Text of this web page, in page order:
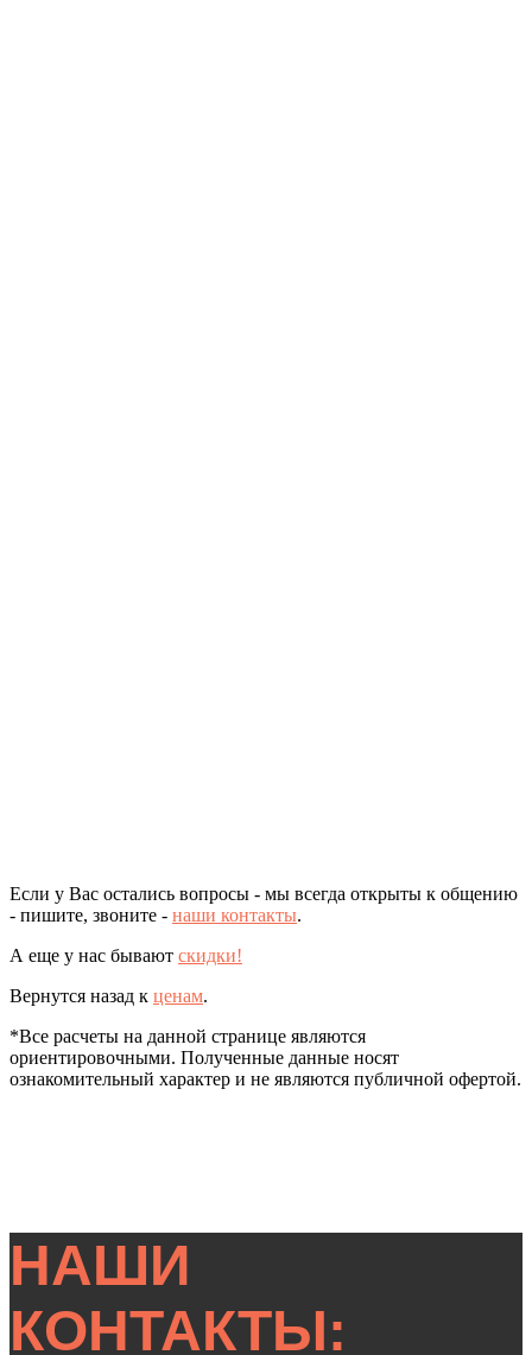
Если у Вас остались вопросы - мы всегда открыты к общению
- пишите, звоните - наши контакты.
А еще у нас бывают скидки!
Вернутся назад к ценам.
*Все расчеты на данной странице являются
ориентировочными. Полученные данные носят
ознакомительный характер и не являются публичной офертой.
НАШИ
КОНТАКТЫ: